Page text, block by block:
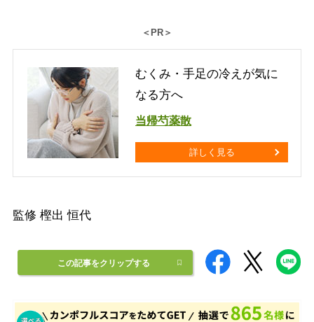
＜PR＞
むくみ・手足の冷えが気に
なる方へ
当帰芍薬散
詳しく見る
監修 樫出 恒代
この記事をクリップする